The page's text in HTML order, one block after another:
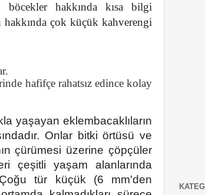
böcekler hakkında kısa bilgi
çok küçük kahverengi
hafifçe rahatsız edince kolay
yaşayan eklembacaklıların
Onlar bitki örtüsü ve
çürümesi üzerine çöpçüler
çeşitli yaşam alanlarında
Çoğu tür küçük (6 mm'den